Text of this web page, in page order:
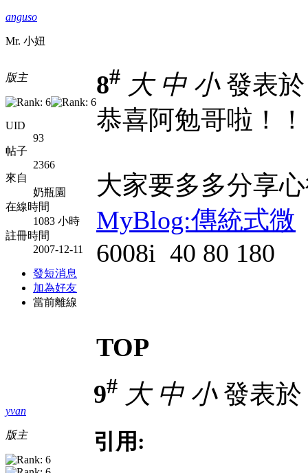
anguso
Mr. 小妞
版主
UID
93
帖子
2366
來自
奶瓶園
在線時間
1083 小時
註冊時間
2007-12-11
發短消息
加為好友
當前離線
8# 大 中 小發表於
恭喜阿勉哥啦！！
大家要多多分享
MyBlog:傳統式微
6008i 40 80 180
TOP
yvan
版主
9# 大 中 小發表於
引用: